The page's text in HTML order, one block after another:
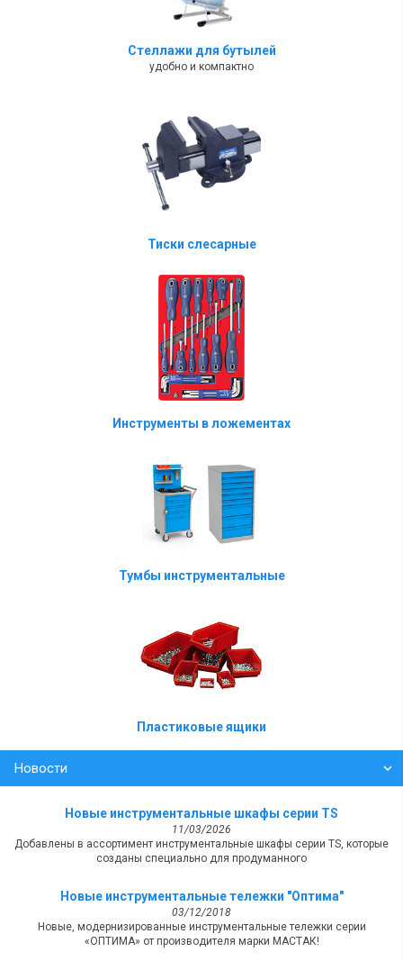
Стеллажи для бутылей
удобно и компактно
Тиски слесарные
Инструменты в ложементах
Тумбы инструментальные
Пластиковые ящики
Новости
Новые инструментальные шкафы серии TS
11/03/2026
Добавлены в ассортимент инструментальные шкафы серии TS, которые
созданы специально для продуманного
Новые инструментальные тележки "Оптима"
03/12/2018
Новые, модернизированные инструментальные тележки серии
«ОПТИМА» от производителя марки МАСТАК!